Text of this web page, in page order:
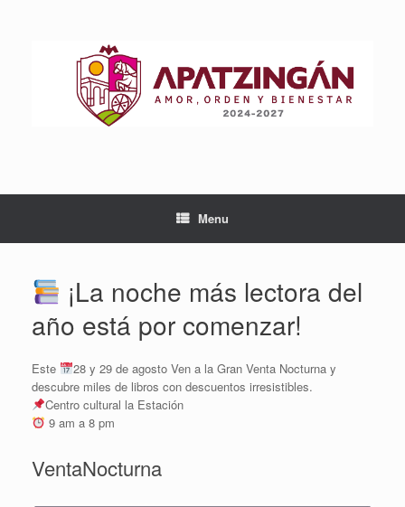
Menu
¡La noche más lectora del
año está por comenzar!
Este
28 y 29 de agosto Ven a la Gran Venta Nocturna y
descubre miles de libros con descuentos irresistibles.
Centro cultural la Estación
9 am a 8 pm
VentaNocturna